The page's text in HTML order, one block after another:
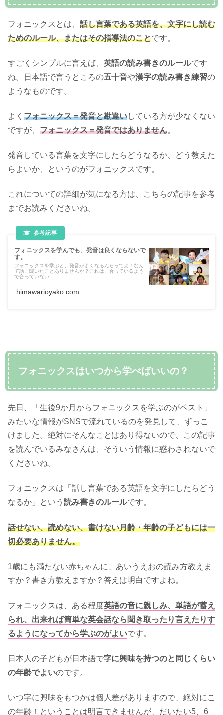
フォニックスとは、 話し言葉である英語を、文字にし読む
ためのルール、またはその指導法のことです。
すごくシンプルに言えば、 英語の読み書きのルールです
ね。日本語で言うところの五十音や漢字の読み書き練習の
ようなものです。
よく フォニックス＝発音と勘違いしている方が少なくない
ですが、 フォニックス＝発音ではありません。
発音している言葉を文字にしたらどうなるか、どう教えた
らよいか、というのがフォニックスです。
これについての詳細が気になる方は、こちらの記事を参考
までお読みくださいね。
フォニックスを学んでも、発音は良くならないで
す。
フォニックスを学ぶと、発音がよくなるんだってよ！なん
て話、聞いたことありませんか？これは、合っているよう
で合っていない…...
himawarioyako.com
フォニックスはいつから学べばいいの？
先日、「生後9か月からフォニックスを学ぶのがベスト」
みたいな情報がSNSで流れているのを発見して、ずっこ
けました。絶対にそんなことはあり得ないので、この記事
を読んでいるみなさんは、そういう情報に惑わされないで
くださいね。
フォニックスは「話し言葉である英語を文字にしたらどう
なるか」という 読み書きのルールです。
話せない、読めない、書けない月齢・年齢の子どもには一
切必要ありません。
1歳にも満たない赤ちゃんに、あいうえおの読み方教えま
すか？書き方教えますか？答えは明白ですよね。
フォニックスは、ある程度英語の音に親しみ、単語が蓄え
られ、出来れば簡単な英会話なら聞き取ったり言えたりす
るようになってから学ぶのがよいです。
日本人の子どもが日本語で字に興味を持つのと同じくらい
の年齢でよいのです。
いつ字に興味をもつかは個人差がありますので、絶対にこ
の年齢！ということは明言できませんが、だいたい5、6